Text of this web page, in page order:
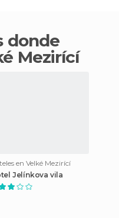
Mezirící
en Velké Mezirící
Jelínkova vila